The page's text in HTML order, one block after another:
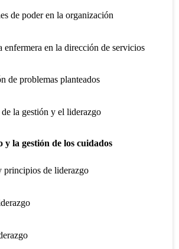
de poder en la organización
enfermera en la dirección de servicios
de problemas planteados
la gestión y el liderazgo
y la gestión de los cuidados
de liderazgo